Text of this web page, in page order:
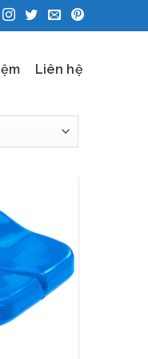
Liên hệ